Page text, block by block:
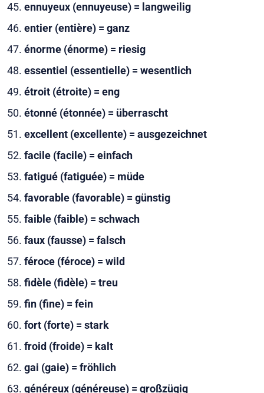
ennuyeux (ennuyeuse) = langweilig
entier (entière) = ganz
énorme (énorme) = riesig
essentiel (essentielle) = wesentlich
étroit (étroite) = eng
étonné (étonnée) = überrascht
excellent (excellente) = ausgezeichnet
facile (facile) = einfach
fatigué (fatiguée) = müde
favorable (favorable) = günstig
faible (faible) = schwach
faux (fausse) = falsch
féroce (féroce) = wild
fidèle (fidèle) = treu
fin (fine) = fein
fort (forte) = stark
froid (froide) = kalt
gai (gaie) = fröhlich
généreux (généreuse) = großzügig